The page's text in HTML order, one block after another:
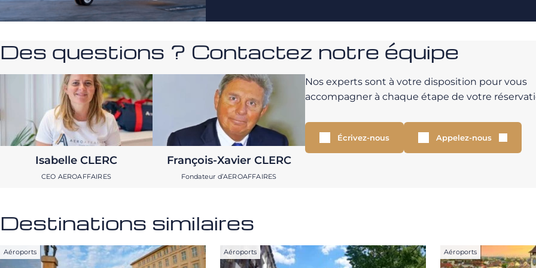
Des questions ? Contactez notre équipe
Isabelle CLERC
CEO AEROAFFAIRES
François-Xavier CLERC
Fondateur d’AEROAFFAIRES
Nos experts sont à votre disposition pour vous
accompagner à chaque étape de votre
Écrivez-nous Appelez-nous
Destinations similaires
Aéroports Aéroports Aéroports